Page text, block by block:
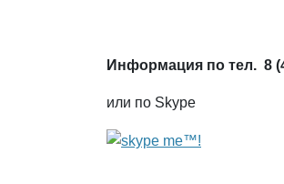
Информация по тел. 8
или по Skype